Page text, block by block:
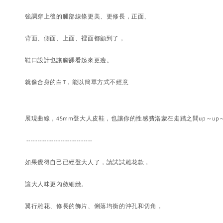
強調穿上後的腿部線條更美、更修長，正面、
背面、側面、上面、裡面都顧到了，
鞋口設計也讓腳踝看起來更瘦。
就像合身的白T，能以簡單方式不經意
展現曲線，45mm登大人皮鞋，也讓你的性感費洛蒙在走踏之間up～up
-----------------------------
如果覺得自己已經登大人了，請試試雕花款，
讓大人味更內斂細緻。
翼行雕花、修長的飾片、俐落均衡的沖孔和切角，